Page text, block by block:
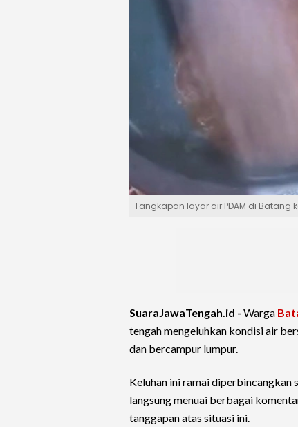
Tangkapan layar air PDAM di
SuaraJawaTengah.id - Warga
tengah mengeluhkan kondisi air
dan bercampur lumpur.
Keluhan ini ramai diperbincangkan
langsung menuai berbagai
tanggapan atas situasi ini.